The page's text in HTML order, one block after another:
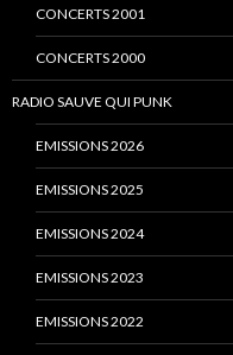
CONCERTS 2001
CONCERTS 2000
RADIO SAUVE QUI PUNK
EMISSIONS 2026
EMISSIONS 2025
EMISSIONS 2024
EMISSIONS 2023
EMISSIONS 2022